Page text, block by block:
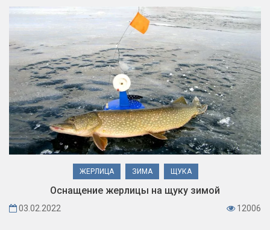
ЖЕРЛИЦА ЗИМА ЩУКА
Оснащение жерлицы на щуку зимой
03.02.2022 12006